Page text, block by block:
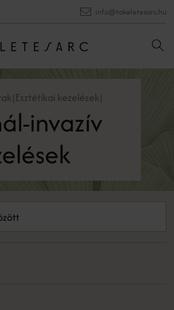
info@tokeletesarc.hu
|Esztétikai kezelések|
invazív